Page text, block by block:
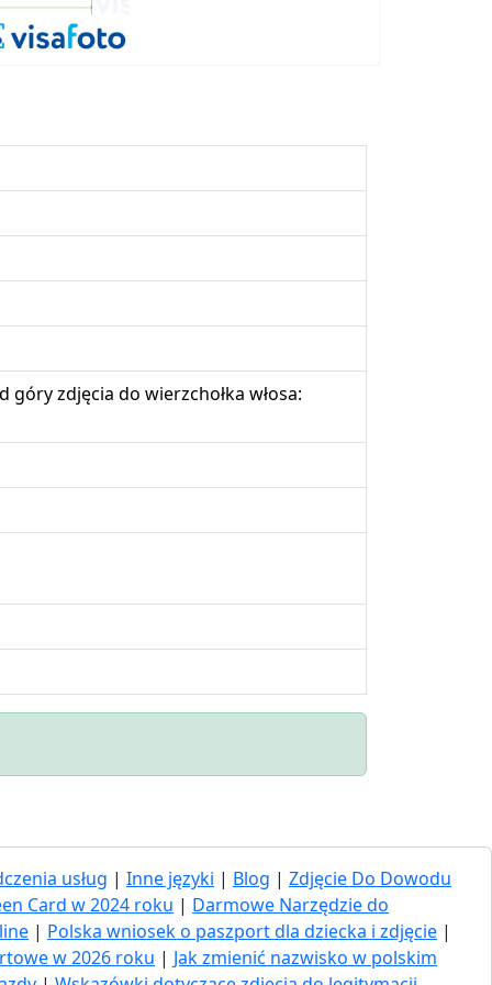
góry zdjęcia do wierzchołka włosa:
usług | Inne języki | Blog | Zdjęcie Do Dowodu
Card w 2024 roku | Darmowe Narzędzie do
| Polska wniosek o paszport dla dziecka i zdjęcie |
w 2026 roku | Jak zmienić nazwisko w polskim